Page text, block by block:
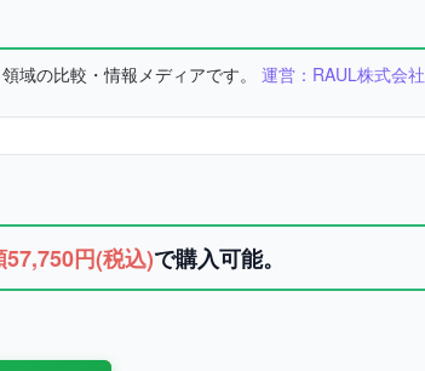
域の比較・情報メディアです。 運営：RAUL株式会社
57,750円(税込)で購入可能。